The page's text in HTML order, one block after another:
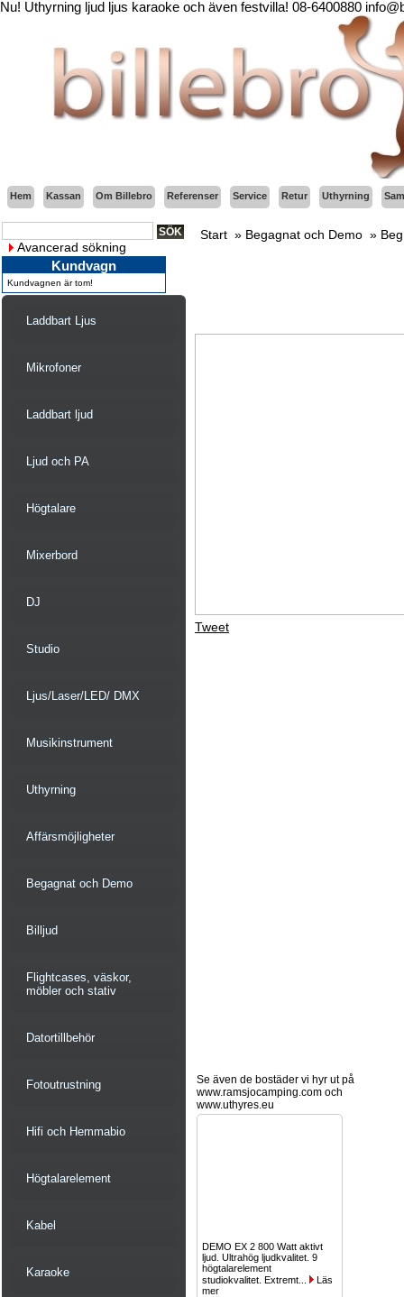
Nu! Uthyrning ljud ljus karaoke och även festvilla! 08-6400880
Hem Kassan Om Billebro Referenser Service Retur Uthyrning
Avancerad sökning
Kundvagn
Kundvagnen är tom!
Laddbart Ljus
Mikrofoner
Laddbart ljud
Ljud och PA
Högtalare
Mixerbord
DJ
Studio
Ljus/Laser/LED/ DMX
Musikinstrument
Uthyrning
Affärsmöjligheter
Begagnat och Demo
Billjud
Flightcases, väskor,
möbler och stativ
Datortillbehör
Fotoutrustning
Hifi och Hemmabio
Högtalarelement
Kabel
Karaoke
Start » Begagnat och Demo »
Tweet
Se även de bostäder vi hyr ut på
www.ramsjocamping.com och
www.uthyres.eu
DEMO EX 2 800 Watt aktivt
ljud. Ultrahög ljudkvalitet. 9
högtalarelement
studiokvalitet. Extremt...
Läs
mer